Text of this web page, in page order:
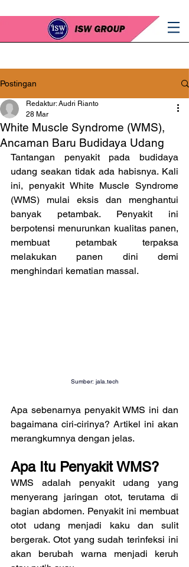
Postingan
White Muscle Syndrome (WMS),
Ancaman Baru Budidaya Udang
Redaktur: Audri Rianto
28 Mar
Tantangan penyakit pada budidaya
udang seakan tidak ada habisnya. Kali
ini, penyakit White Muscle Syndrome
(WMS) mulai eksis dan menghantui
banyak petambak. Penyakit ini
berpotensi menurunkan kualitas panen,
membuat petambak terpaksa
melakukan panen dini demi
menghindari kematian massal.
Sumber: jala.tech
Apa sebenarnya penyakit WMS ini dan
bagaimana ciri-cirinya? Artikel ini akan
merangkumnya dengan jelas.
Apa Itu Penyakit WMS?
WMS adalah penyakit udang yang
menyerang jaringan otot, terutama di
bagian abdomen. Penyakit ini membuat
otot udang menjadi kaku dan sulit
bergerak. Otot yang sudah terinfeksi ini
akan berubah warna menjadi keruh